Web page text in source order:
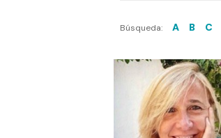
Búsqueda: A B C